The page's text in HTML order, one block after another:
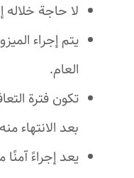
لا حاجة
يتم إجراء
العام.
تكون فترة
بعد الانتهاء
يعد إجراءً